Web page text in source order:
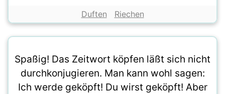
Duften Riechen
Spaßig! Das Zeitwort köpfen läßt sich nicht
durchkonjugieren. Man kann wohl sagen:
Ich werde geköpft! Du wirst geköpft! Aber